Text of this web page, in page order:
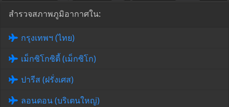
สำรวจสภาพภูมิอากาศใน:
กรุงเทพฯ (ไทย)
เม็กซิโกซิตี้ (เม็กซิโก)
ปารีส (ฝรั่งเศส)
ลอนดอน (บริเตนใหญ่)